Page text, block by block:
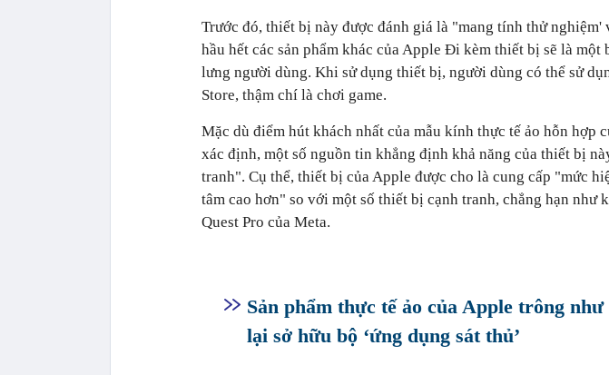
Trước đó, thiết bị này được đánh giá là "mang tính thử nghiệm'
hầu hết các sản phẩm khác của Apple Đi kèm thiết bị sẽ là một
lưng người dùng. Khi sử dụng thiết bị, người dùng có thể sử
Store, thậm chí là chơi game.
Mặc dù điểm hút khách nhất của mẫu kính thực tế ảo hỗn hợp
xác định, một số nguồn tin khẳng định khả năng của thiết bị
tranh". Cụ thể, thiết bị của Apple được cho là cung cấp "mức
tâm cao hơn" so với một số thiết bị cạnh tranh, chẳng hạn như
Quest Pro của Meta.
Sản phẩm thực tế ảo của Apple trông
lại sở hữu bộ ‘ứng dụng sát thủ’